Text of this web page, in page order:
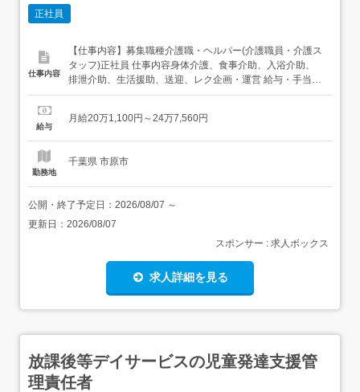
正社員
仕事内容
【仕事内容】募集職種介護職・ヘルパー(介護職員・介護ス
タッフ)正社員 仕事内容身体介護、食事介助、入浴介助、
排泄介助、生活援助、送迎、レク企画・運営 給与・手当<
給与>月給201,100〜247,560円<基本給>151,100〜
額:15,620円処遇改善手当:40,000円処遇支援手当:7,500...
給与
月給20万1,100円～24万7,560円
勤務地
千葉県 市原市
公開・終了予定日： 2026/08/07 ～
更新日： 2026/08/07
スポンサー : 求人ボックス
求人詳細を見る
放課後等デイサービスの児童発達支援管
理責任者